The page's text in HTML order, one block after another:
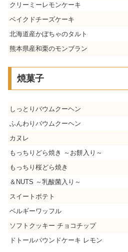
クリーミーレモンケーキ
ベイクドチーズケーキ
北海道産かぼちゃのタルト
熊本県産和栗のモンブラン
焼菓子
しっとりバウムクーヘン
ふんわりバウムクーヘン
カヌレ
もっちりどら焼き ～お餅入り～
もっちり桜どら焼き
＆NUTS ～乳酸菌入り～
スイートポテト
ベルギーワッフル
ソフトクッキー チョコチップ
ドトールパウンドケーキ レモン